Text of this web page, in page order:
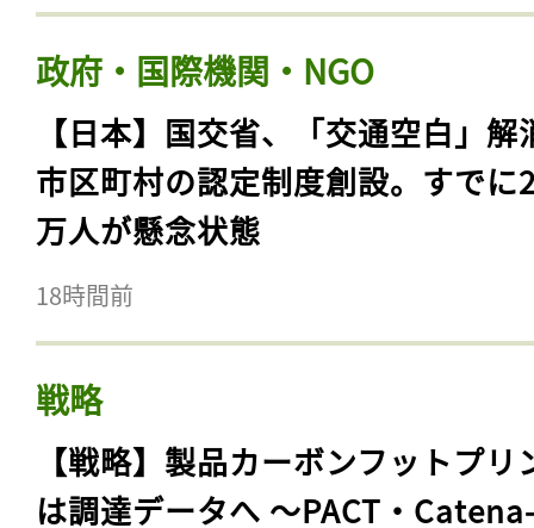
政府・国際機関・NGO
【日本】国交省、「交通空白」解
市区町村の認定制度創設。すでに
万人が懸念状態
18時間前
戦略
【戦略】製品カーボンフットプリ
は調達データへ 〜PACT・